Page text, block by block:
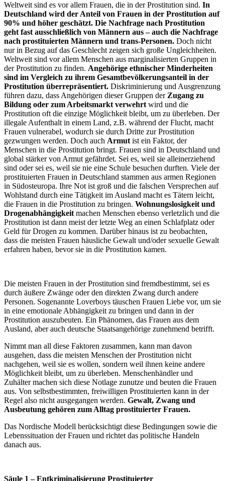
Weltweit sind es vor allem Frauen, die in der Prostitution sind. In
Deutschland wird der Anteil von Frauen in der Prostitution auf
90% und höher geschätzt. Die Nachfrage nach Prostitution
geht fast ausschließlich von Männern aus – auch die Nachfrage
nach prostituierten Männern und trans-Personen. Doch nicht
nur in Bezug auf das Geschlecht zeigen sich große Ungleichheiten.
Weltweit sind vor allem Menschen aus marginalisierten Gruppen in
der Prostitution zu finden. Angehörige ethnischer Minderheiten
sind im Vergleich zu ihrem Gesamtbevölkerungsanteil in der
Prostitution überrepräsentiert. Diskriminierung und Ausgrenzung
führen dazu, dass Angehörigen dieser Gruppen der Zugang zu
Bildung oder zum Arbeitsmarkt verwehrt wird und die
Prostitution oft die einzige Möglichkeit bleibt, um zu überleben. Der
illegale Aufenthalt in einem Land, z.B. während der Flucht, macht
Frauen vulnerabel, wodurch sie durch Dritte zur Prostitution
gezwungen werden. Doch auch Armut ist ein Faktor, der
Menschen in die Prostitution bringt. Frauen sind in Deutschland und
global stärker von Armut gefährdet. Sei es, weil sie alleinerziehend
sind oder sei es, weil sie nie eine Schule besuchen durften. Viele der
prostituierten Frauen in Deutschland stammen aus armen Regionen
in Südosteuropa. Ihre Not ist groß und die falschen Versprechen auf
Wohlstand durch eine Tätigkeit im Ausland macht es Tätern leicht,
die Frauen in die Prostitution zu bringen. Wohnungslosigkeit und
Drogenabhängigkeit machen Menschen ebenso verletzlich und die
Prostitution ist dann meist der letzte Weg an einen Schlafplatz oder
Geld für Drogen zu kommen. Darüber hinaus ist zu beobachten,
dass die meisten Frauen häusliche Gewalt und/oder sexuelle Gewalt
erfahren haben, bevor sie in die Prostitution kamen.
Die meisten Frauen in der Prostitution sind fremdbestimmt, sei es
durch äußere Zwänge oder den direkten Zwang durch andere
Personen. Sogenannte Loverboys täuschen Frauen Liebe vor, um sie
in eine emotionale Abhängigkeit zu bringen und dann in der
Prostitution auszubeuten. Ein Phänomen, das Frauen aus dem
Ausland, aber auch deutsche Staatsangehörige zunehmend betrifft.
Nimmt man all diese Faktoren zusammen, kann man davon
ausgehen, dass die meisten Menschen der Prostitution nicht
nachgehen, weil sie es wollen, sondern weil ihnen keine andere
Möglichkeit bleibt, um zu überleben. Menschenhändler und
Zuhälter machen sich diese Notlage zunutze und beuten die Frauen
aus. Von selbstbestimmten, freiwilligen Prostituierten kann in der
Regel also nicht ausgegangen werden. Gewalt, Zwang und
Ausbeutung gehören zum Alltag prostituierter Frauen.
Das Nordische Modell berücksichtigt diese Bedingungen sowie die
Lebenssituation der Frauen und richtet das politische Handeln
danach aus.
Säule 1 – Entkriminalisierung Prostituierter